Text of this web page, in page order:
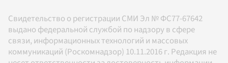
Свидетельство о регистрации СМИ Эл № ФС77-67642
выдано федеральной службой по надзору в сфере
связи, информационных технологий и массовых
коммуникаций (Роскомнадзор) 10.11.2016 г. Редакция не